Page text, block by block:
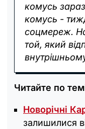
комусь
комусь -
соцмереж.
той, який
Читайте по
Новорічні
залишилися